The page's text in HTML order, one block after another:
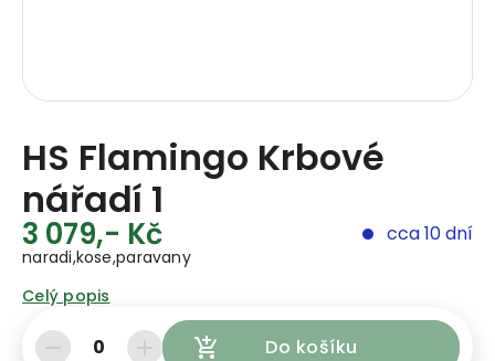
HS Flamingo Krbové
nářadí 1
3 079,- Kč cca 10 dní
naradi,kose,paravany
Celý popis
0 Do košíku